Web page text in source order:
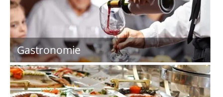
Gastronomie